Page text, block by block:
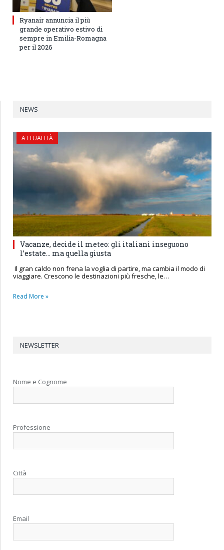
Ryanair annuncia il più
grande operativo estivo di
sempre in Emilia-Romagna
per il 2026
NEWS
ATTUALITÀ
Vacanze, decide il meteo: gli italiani inseguono
l’estate… ma quella giusta
Il gran caldo non frena la voglia di partire, ma cambia il modo di
viaggiare. Crescono le destinazioni più fresche, le…
Read More »
NEWSLETTER
Nome e Cognome
Professione
Città
Email